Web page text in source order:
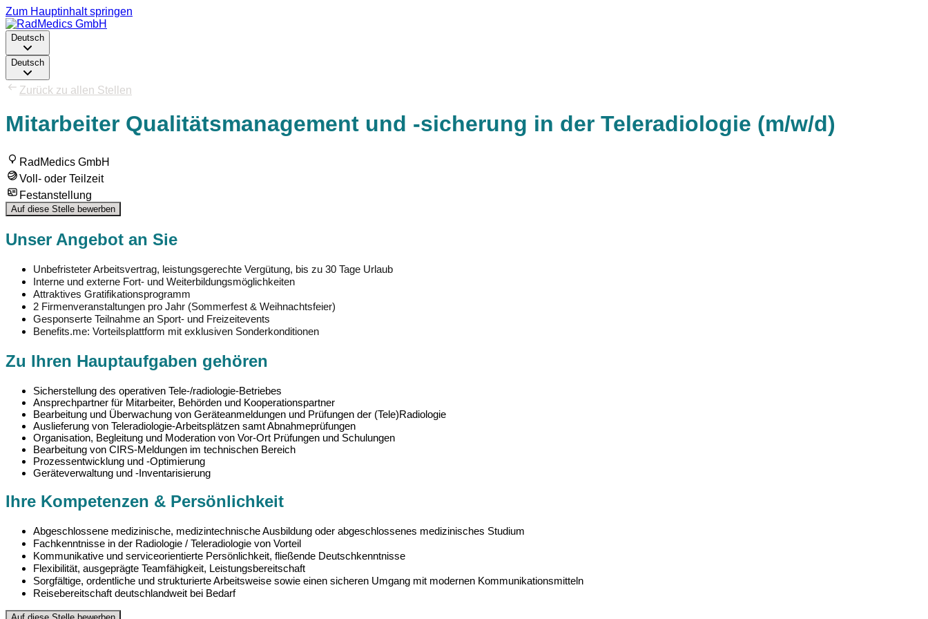
Zum Hauptinhalt springen
Deutsch
Deutsch
Zurück zu allen Stellen
Mitarbeiter Qualitätsmanagement und -sicherung in der Teleradiologie (m/w/d)
RadMedics GmbH
Voll- oder Teilzeit
Festanstellung
Auf diese Stelle bewerben
Unser Angebot an Sie
Unbefristeter Arbeitsvertrag, leistungsgerechte Vergütung, bis zu 30 Tage Urlaub
Interne und externe Fort- und Weiterbildungsmöglichkeiten
Attraktives Gratifikationsprogramm
2 Firmenveranstaltungen pro Jahr (Sommerfest & Weihnachtsfeier)
Gesponserte Teilnahme an Sport- und Freizeitevents
Benefits.me: Vorteilsplattform mit exklusiven Sonderkonditionen
Zu Ihren Hauptaufgaben gehören
Sicherstellung des operativen Tele-/radiologie-Betriebes
Ansprechpartner für Mitarbeiter, Behörden und Kooperationspartner
Bearbeitung und Überwachung von Geräteanmeldungen und Prüfungen der (Tele)Radiologie
Auslieferung von Teleradiologie-Arbeitsplätzen samt Abnahmeprüfungen
Organisation, Begleitung und Moderation von Vor-Ort Prüfungen und Schulungen
Bearbeitung von CIRS-Meldungen im technischen Bereich
Prozessentwicklung und -Optimierung
Geräteverwaltung und -Inventarisierung
Ihre Kompetenzen & Persönlichkeit
Abgeschlossene medizinische, medizintechnische Ausbildung oder abgeschlossenes medizinisches Studium
Fachkenntnisse in der Radiologie / Teleradiologie von Vorteil
Kommunikative und serviceorientierte Persönlichkeit, fließende Deutschkenntnisse
Flexibilität, ausgeprägte Teamfähigkeit, Leistungsbereitschaft
Sorgfältige, ordentliche und strukturierte Arbeitsweise sowie einen sicheren Umgang mit modernen Kommunikationsmitteln
Reisebereitschaft deutschlandweit bei Bedarf